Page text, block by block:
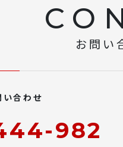
お問い
合わせ
982